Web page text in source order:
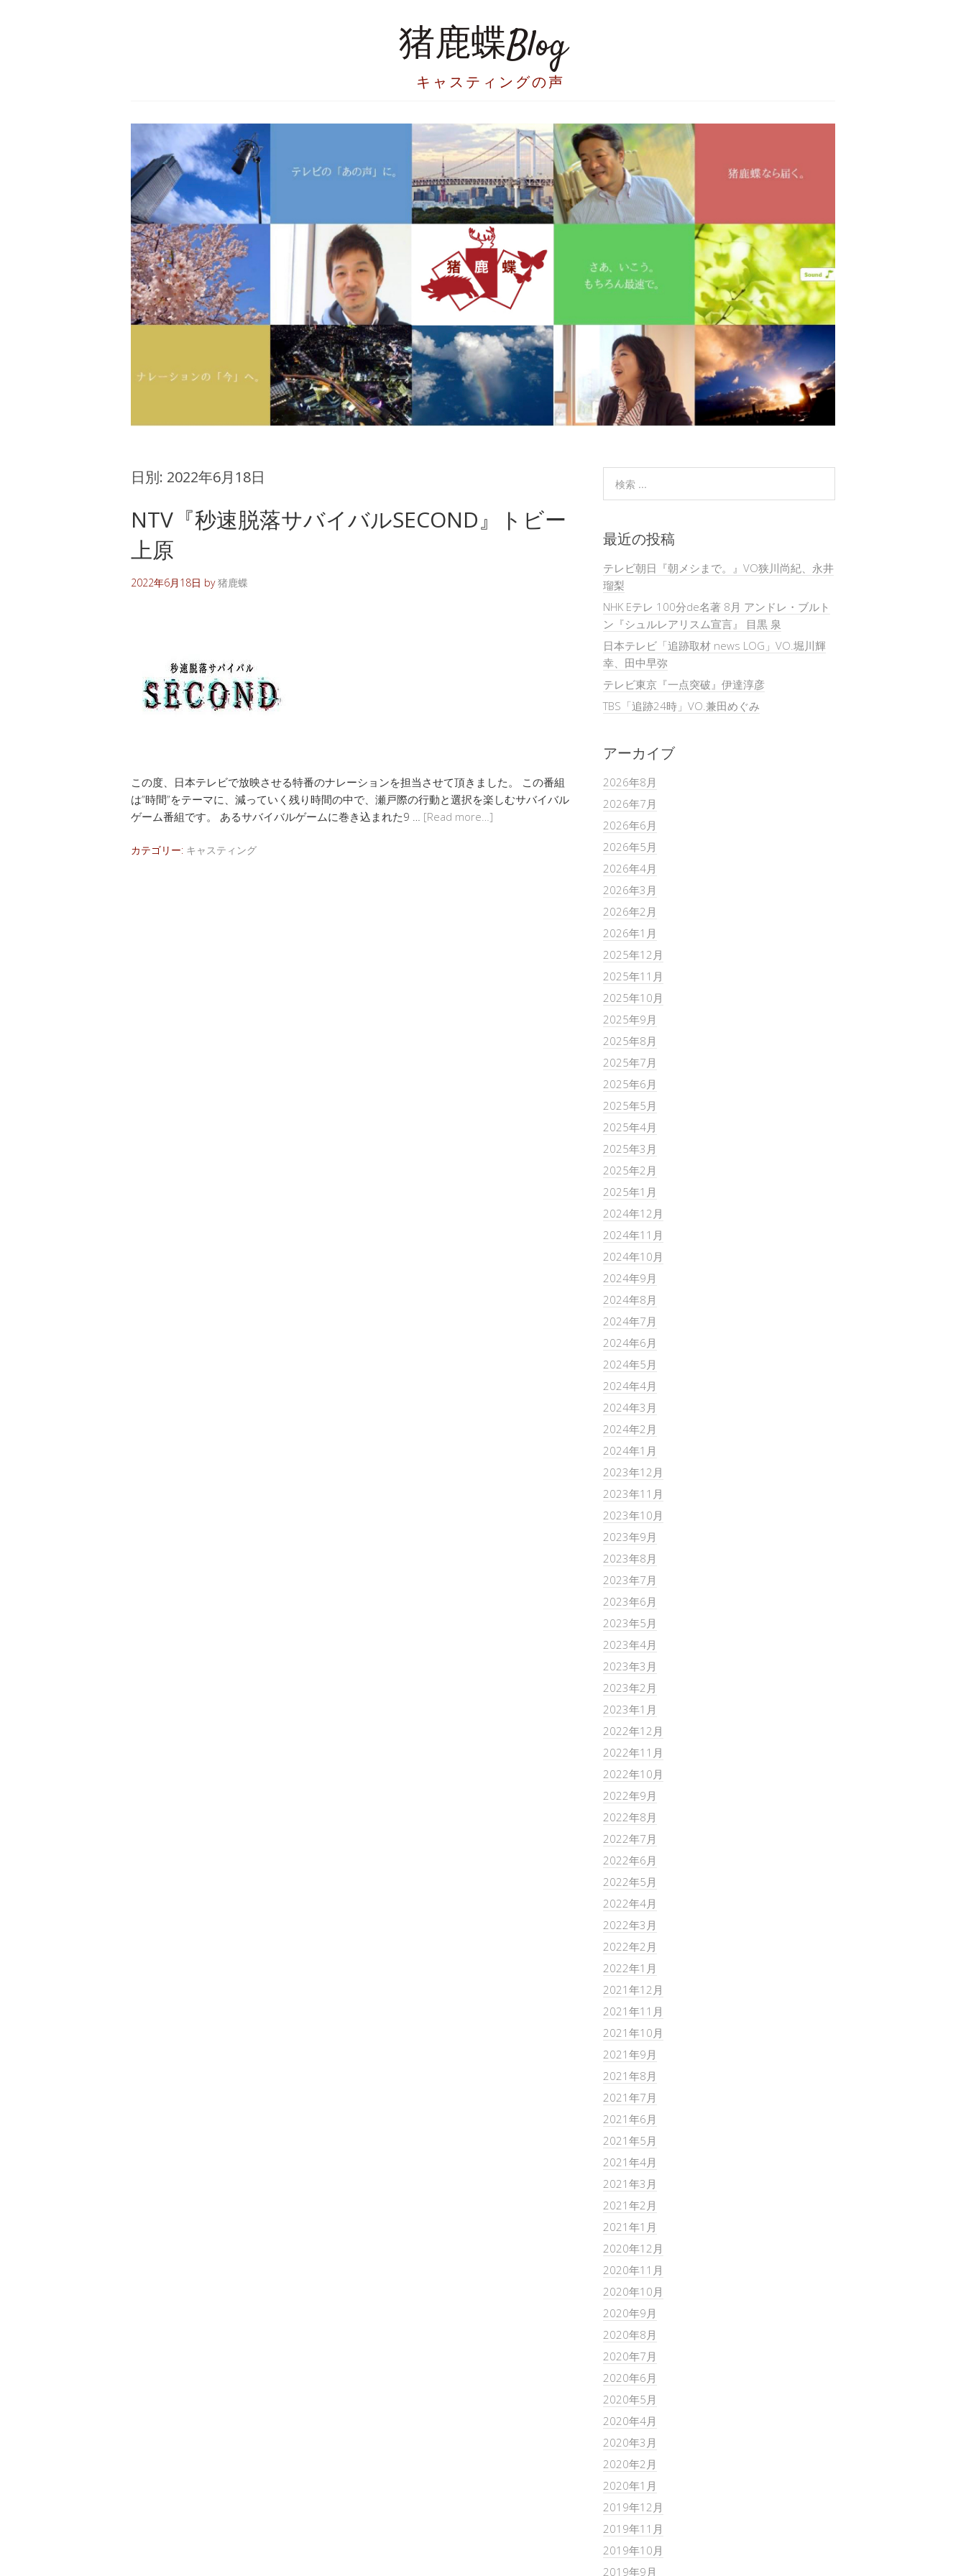
猪鹿蝶Blog
キャスティングの声
日別: 2022年6月18日
NTV『秒速脱落サバイバルSECOND』トビー
上原
2022年6月18日 by猪鹿蝶
この度、日本テレビで放映させる特番のナレーションを担当させて頂きました。 この番組
は”時間”をテーマに、減っていく残り時間の中で、瀬戸際の行動と選択を楽しむサバイバル
ゲーム番組です。 あるサバイバルゲームに巻き込まれた9 … [Read more…]
カテゴリー: キャスティング
最近の投稿
テレビ朝日『朝メシまで。』VO狭川尚紀、永井
瑠梨
NHK Eテレ 100分de名著 8月 アンドレ・ブルト
ン『シュルレアリスム宣言』 目黒 泉
日本テレビ「追跡取材 news LOG」VO.堀川輝
幸、田中早弥
テレビ東京『一点突破』伊達淳彦
TBS「追跡24時」VO.兼田めぐみ
アーカイブ
2026年8月
2026年7月
2026年6月
2026年5月
2026年4月
2026年3月
2026年2月
2026年1月
2025年12月
2025年11月
2025年10月
2025年9月
2025年8月
2025年7月
2025年6月
2025年5月
2025年4月
2025年3月
2025年2月
2025年1月
2024年12月
2024年11月
2024年10月
2024年9月
2024年8月
2024年7月
2024年6月
2024年5月
2024年4月
2024年3月
2024年2月
2024年1月
2023年12月
2023年11月
2023年10月
2023年9月
2023年8月
2023年7月
2023年6月
2023年5月
2023年4月
2023年3月
2023年2月
2023年1月
2022年12月
2022年11月
2022年10月
2022年9月
2022年8月
2022年7月
2022年6月
2022年5月
2022年4月
2022年3月
2022年2月
2022年1月
2021年12月
2021年11月
2021年10月
2021年9月
2021年8月
2021年7月
2021年6月
2021年5月
2021年4月
2021年3月
2021年2月
2021年1月
2020年12月
2020年11月
2020年10月
2020年9月
2020年8月
2020年7月
2020年6月
2020年5月
2020年4月
2020年3月
2020年2月
2020年1月
2019年12月
2019年11月
2019年10月
2019年9月